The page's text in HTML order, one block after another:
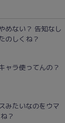
めない？ 告知なし
のしくね？
ャラ使ってんの？
みたいなのをウマ
？